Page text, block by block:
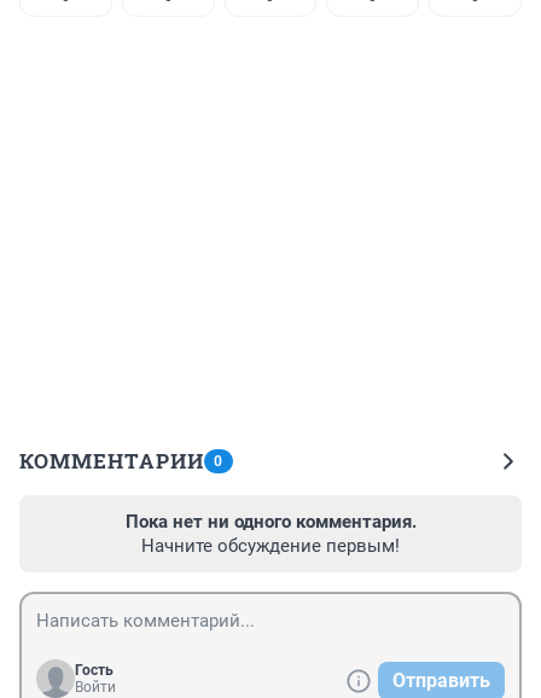
КОММЕНТАРИИ 0
Пока нет ни одного комментария.
Начните обсуждение первым!
Гость
Войти
Отправить